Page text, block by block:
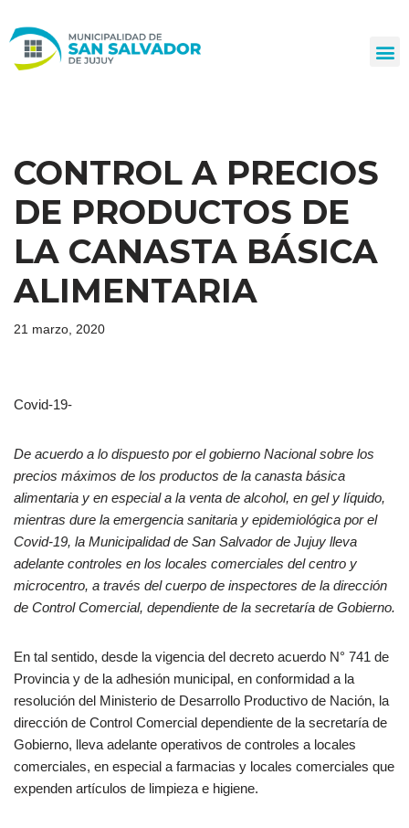
al
CONTROL A PRECIOS
DE PRODUCTOS DE
LA CANASTA BÁSICA
ALIMENTARIA
21 marzo, 2020
Covid-19-
De acuerdo a lo dispuesto por el gobierno Nacional sobre los
precios máximos de los productos de la canasta básica
alimentaria y en especial a la venta de alcohol, en gel y líquido,
mientras dure la emergencia sanitaria y epidemiológica por el
Covid-19, la Municipalidad de San Salvador de Jujuy lleva
adelante controles en los locales comerciales del centro y
microcentro, a través del cuerpo de inspectores de la dirección
de Control Comercial, dependiente de la secretaría de Gobierno.
En tal sentido, desde la vigencia del decreto acuerdo N° 741 de
Provincia y de la adhesión municipal, en conformidad a la
resolución del Ministerio de Desarrollo Productivo de Nación, la
dirección de Control Comercial dependiente de la secretaría de
Gobierno, lleva adelante operativos de controles a locales
comerciales, en especial a farmacias y locales comerciales que
expenden artículos de limpieza e higiene.